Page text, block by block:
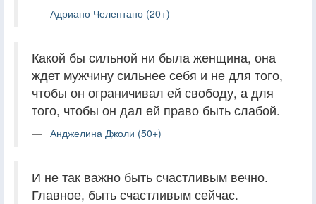
Адриано Челентано (20+)
Какой бы сильной ни была женщина, она
ждет мужчину сильнее себя и не для того,
чтобы он ограничивал ей свободу, а для
того, чтобы он дал ей право быть слабой.
Анджелина Джоли (50+)
И не так важно быть счастливым вечно.
Главное, быть счастливым сейчас.